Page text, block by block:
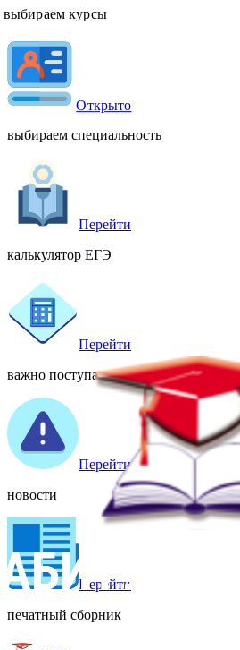
выбираем курсы
Открыто
выбираем специальность
Перейти
калькулятор ЕГЭ
Перейти
важно поступающему
Перейти
новости
Перейти
печатный сборник